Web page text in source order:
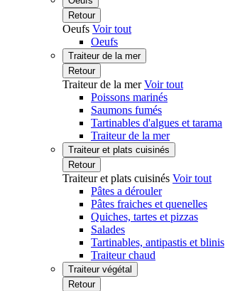
Retour
Oeufs Voir tout
Oeufs
Traiteur de la mer
Retour
Traiteur de la merVoir tout
Poissons marinés
Saumons fumés
Tartinables d'algues et tarama
Traiteur de la mer
Traiteur et plats cuisinés
Retour
Traiteur et plats cuisinés Voir tout
Pâtes a dérouler
Pâtes fraiches et quenelles
Quiches, tartes et pizzas
Salades
Tartinables, antipastis et blinis
Traiteur chaud
Traiteur végétal
Retour